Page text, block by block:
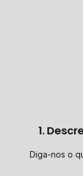
1.
Diga-nos o